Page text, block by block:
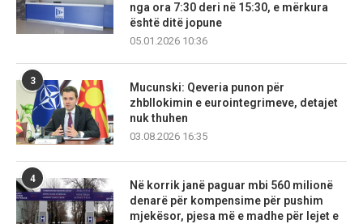
nga ora 7:30 deri në 15:30, e mërkura
është ditë jopune
05.01.2026 10:36
3
Mucunski: Qeveria punon për
zhbllokimin e eurointegrimeve, detajet
nuk thuhen
03.08.2026 16:35
4
Në korrik janë paguar mbi 560 milionë
denarë për kompensime për pushim
mjekësor, pjesa më e madhe për lejet e